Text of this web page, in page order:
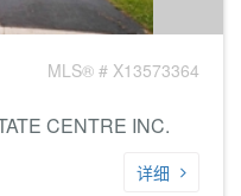
MLS® # X13573364
CENTRE INC.
详细